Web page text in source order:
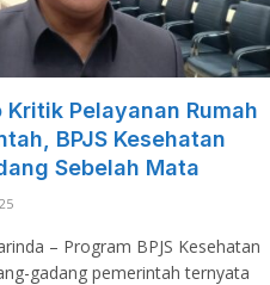
Pelayanan Rumah
BPJS Kesehatan
Sebelah Mata
– Program BPJS Kesehatan
gadang pemerintah ternyata